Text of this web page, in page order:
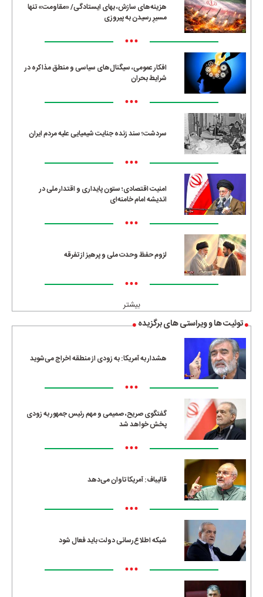
هزینه‌های سازش، بهای ایستادگی/ «مقاومت» تنها
مسیرِ رسیدن به پیروزی
•••
افکار عمومی، سیگنال‌های سیاسی و منطق مذاکره در
شرایط بحران
•••
سردشت؛ سند زنده جنایت شیمیایی علیه مردم ایران
•••
امنیت اقتصادی؛ ستون پایداری و اقتدار ملی در
اندیشه امام خامنه‌ای
•••
لزوم حفظ وحدت ملی و پرهیز از تفرقه
•••
بیشتر
توئیت ها و ویراستی های برگزیده
هشدار به آمریکا: به زودی از منطقه اخراج می‌شوید
•••
گفتگوی صریح، صمیمی و مهم رئیس جمهور به زودی
پخش خواهد شد
•••
قالیباف: آمریکا تاوان می‌دهد
•••
شبکه اطلاع‌رسانی دولت باید فعال شود
•••